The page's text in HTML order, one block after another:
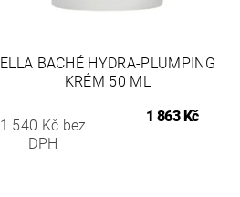
ELLA BACHÉ HYDRA-PLUMPING
KRÉM 50 ML
1 540 Kč bez
DPH
1 863 Kč